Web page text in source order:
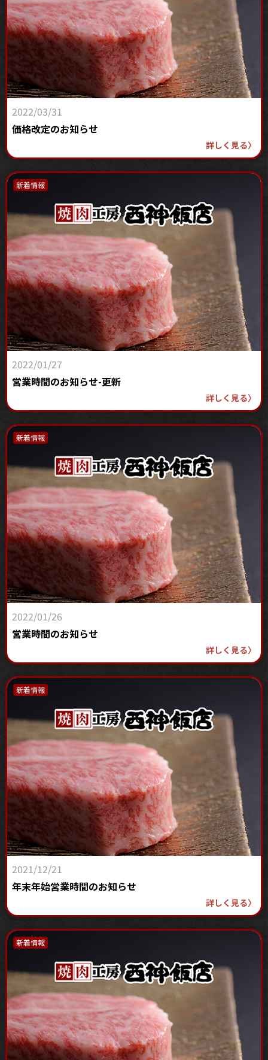
2022/03/31
価格改定のお知らせ
詳しく見る〉
新着情報
2022/01/27
営業時間のお知らせ-更新
詳しく見る〉
新着情報
2022/01/26
営業時間のお知らせ
詳しく見る〉
新着情報
2021/12/21
年末年始営業時間のお知らせ
詳しく見る〉
新着情報